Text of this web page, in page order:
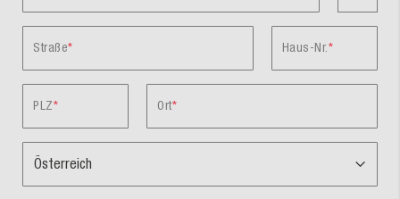
Straße Haus-Nr.
PLZ Ort